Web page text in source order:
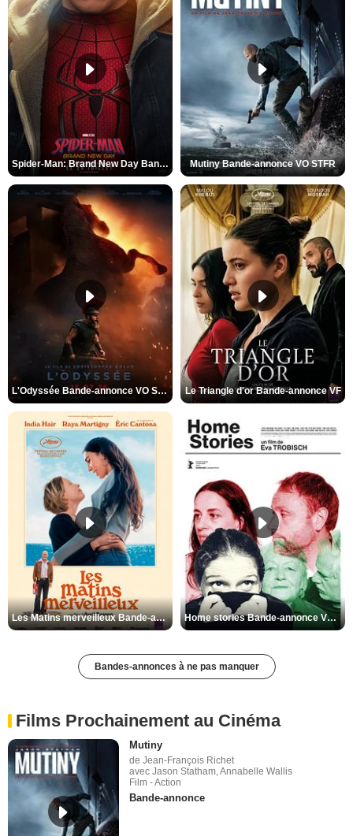
Spider-Man: Brand New Day Bande-annonce VO STFR Mutiny Bande-annonce VO STFR
L'Odyssée Bande-annonce VO STFR Le Triangle d'or Bande-annonce VF
Les Matins merveilleux Bande-annonce VF Home stories Bande-annonce VO STFR
Bandes-annonces à ne pas manquer
Films Prochainement au Cinéma
Mutiny
de Jean-François Richet
avec Jason Statham, Annabelle Wallis
Film - Action
Bande-annonce